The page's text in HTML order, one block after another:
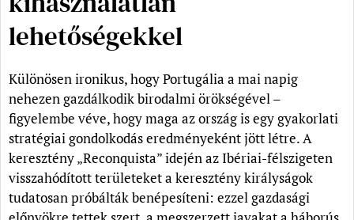
lehetőségekkel
Különösen ironikus, hogy Portugália a mai napig
nehezen gazdálkodik birodalmi örökségével –
figyelembe véve, hogy maga az ország is egy gyakorlati
stratégiai gondolkodás eredményeként jött létre. A
keresztény „Reconquista” idején az Ibériai-félszigeten
visszahódított területeket a keresztény királyságok
tudatosan próbálták benépesíteni: ezzel gazdasági